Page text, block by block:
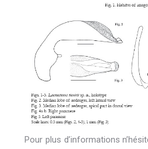
Pour plus d’informations